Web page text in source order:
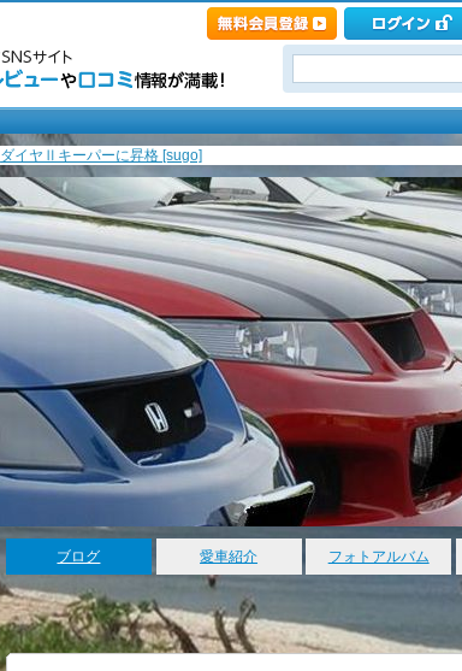
ダイヤⅡキーパーに昇格 [sugo]
ブログ 愛車紹介 フォトアルバム